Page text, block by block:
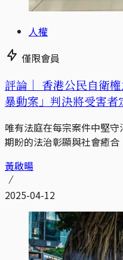
人權
僅限會員
評論｜ 香港公民自衛
暴動案」判決將受害者
唯有法庭在每宗案件中堅
期盼的法治彰顯與社會癒合
黃啟暘
2025-04-12